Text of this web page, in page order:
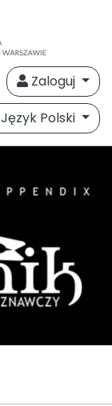
Zaloguj
Język Polski